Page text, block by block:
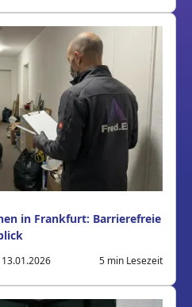
in Frankfurt: Barrierefreie
13.01.2026 5 min Lesezeit